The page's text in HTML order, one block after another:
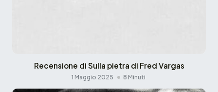
Recensione di Sulla pietra di Fred Vargas
1 Maggio 2025 8 Minuti